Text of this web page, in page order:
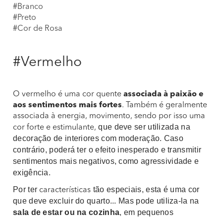
#Branco
#Preto
#Cor de Rosa
#Vermelho
O vermelho é uma cor quente associada à paixão e
aos sentimentos mais fortes. Também é geralmente
associada à energia, movimento, sendo por isso uma
cor forte e estimulante, que deve ser utilizada na
decoração de interiores com moderação. Caso
contrário, poderá ter o efeito inesperado e transmitir
sentimentos mais negativos, como agressividade e
exigência.
Por ter características tão especiais, esta é uma cor
que deve excluir do quarto... Mas pode utiliza-la na
sala de estar ou na cozinha, em pequenos